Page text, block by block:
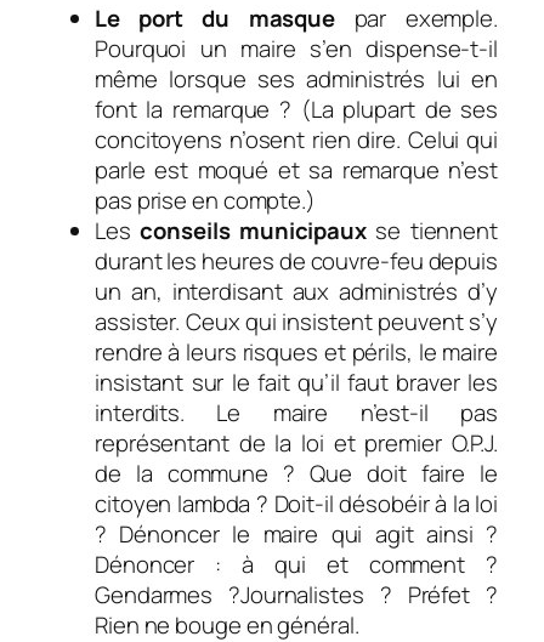
Le port du masque par exemple.
Pourquoi un maire s’en dispense-t-il
même lorsque ses administrés lui en
font la remarque ? (La plupart de ses
concitoyens n’osent rien dire. Celui qui
parle est moqué et sa remarque n’est
pas prise en compte.)
Lesconseils municipauxse tiennent
durant les heures de couvre-feu depuis
un an, interdisant aux administrés d’y
assister. Ceux qui insistent peuvent s’y
rendre à leurs risques et périls, le maire
insistant sur le fait qu’il faut braver les
interdits. Le maire n’est-il pas
représentant de la loi et premier O.P.J.
de la commune ? Que doit faire le
citoyen lambda ? Doit-il désobéir à la loi
? Dénoncer le maire qui agit ainsi ?
Dénoncer : à qui et comment ?
Gendarmes ?Journalistes ? Préfet ?
Rien ne bouge en général.